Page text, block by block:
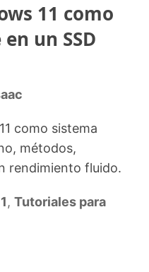
11 como
un SSD
como sistema
métodos,
rendimiento fluido.
, Tutoriales para